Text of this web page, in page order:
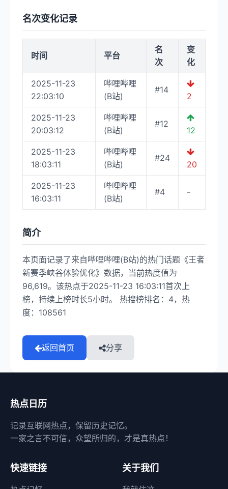
名次变化记录
时间 平台
名
次
变
化
2025-11-23
22:03:10
哔哩哔哩
(B站)
#14
2
2025-11-23
20:03:12
哔哩哔哩
(B站)
#12
12
2025-11-23
18:03:11
哔哩哔哩
(B站)
#24
20
2025-11-23
16:03:11
哔哩哔哩
(B站)
#4 -
简介
本页面记录了来自哔哩哔哩(B站)的热门话题《王者
新赛季峡谷体验优化》数据，当前热度值为
96,619。该热点于2025-11-23 16:03:11首次上
榜，持续上榜时长5小时。 热搜榜排名：4，热
度：108561
返回首页 分享
热点日历
记录互联网热点，保留历史记忆。
一家之言不可信，众望所归的，才是真热点！
快速链接 关于我们